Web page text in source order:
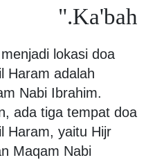
Ka'bah."
lokasi doa
Haram adalah
Nabi Ibrahim.
ada tiga tempat doa
Haram, yaitu Hijr
Maqam Nabi